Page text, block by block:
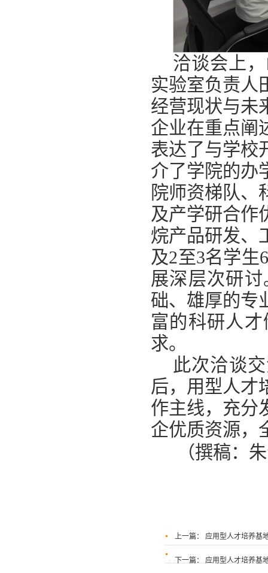
洽谈会上
实验室负责人
经营现状与未
企业在重点阐
表达了与学校
介了学院的办
院师资梯队、
及产学研合作
烷产品研发、
及2至3名学生
展深层次研
础、雄厚的专
富的科研人
求。
此次洽谈
后，用型人才
作主线，充分
企优质资源，
（撰稿
上一篇： 应用型人才培养基
下一篇： 应用型人才培养基